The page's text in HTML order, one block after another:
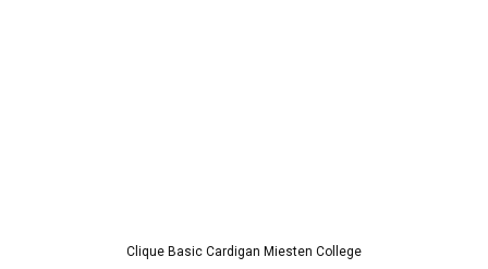
Clique Basic Cardigan Miesten College